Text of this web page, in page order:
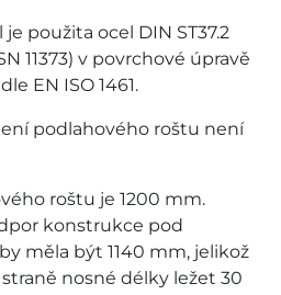
použita ocel DIN ST37.2
11373) v povrchové úpravě
EN ISO 1461.
podlahového roštu není
roštu je 1200 mm.
konstrukce pod
měla být 1140 mm, jelikož
nosné délky ležet 30